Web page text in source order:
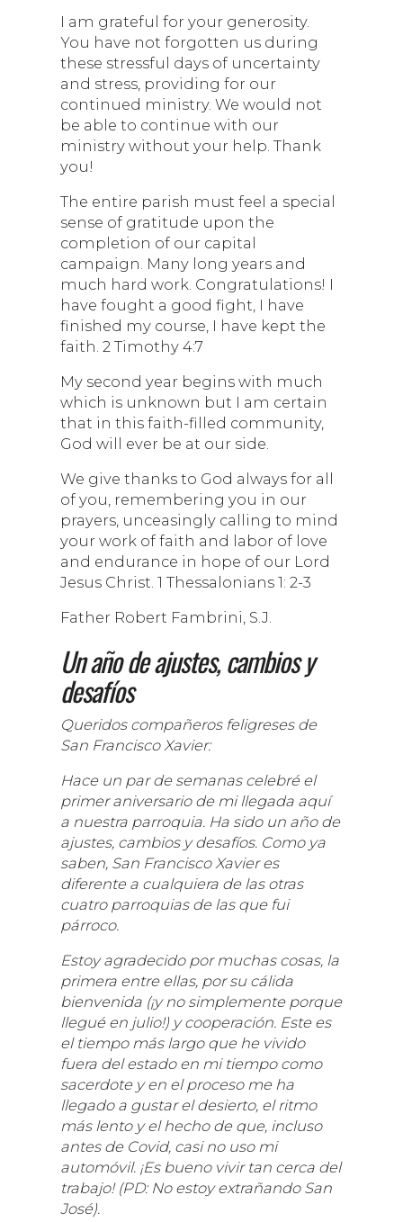
I am grateful for your generosity.
You have not forgotten us during
these stressful days of uncertainty
and stress, providing for our
continued ministry. We would not
be able to continue with our
ministry without your help. Thank
you!
The entire parish must feel a special
sense of gratitude upon the
completion of our capital
campaign. Many long years and
much hard work. Congratulations! I
have fought a good fight, I have
finished my course, I have kept the
faith. 2 Timothy 4:7
My second year begins with much
which is unknown but I am certain
that in this faith-filled community,
God will ever be at our side.
We give thanks to God always for all
of you, remembering you in our
prayers, unceasingly calling to mind
your work of faith and labor of love
and endurance in hope of our Lord
Jesus Christ. 1 Thessalonians 1: 2-3
Father Robert Fambrini, S.J.
Un año de ajustes, cambios y
desafíos
Queridos compañeros feligreses de
San Francisco Xavier:
Hace un par de semanas celebré el
primer aniversario de mi llegada aquí
a nuestra parroquia. Ha sido un año de
ajustes, cambios y desafíos. Como ya
saben, San Francisco Xavier es
diferente a cualquiera de las otras
cuatro parroquias de las que fui
párroco.
Estoy agradecido por muchas cosas, la
primera entre ellas, por su cálida
bienvenida (¡y no simplemente porque
llegué en julio!) y cooperación. Este es
el tiempo más largo que he vivido
fuera del estado en mi tiempo como
sacerdote y en el proceso me ha
llegado a gustar el desierto, el ritmo
más lento y el hecho de que, incluso
antes de Covid, casi no uso mi
automóvil. ¡Es bueno vivir tan cerca del
trabajo! (PD: No estoy extrañando San
José).